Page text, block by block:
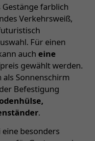
farblich
Verkehrsweiß,
Für einen
auch eine
gewählt werden.
als Sonnenschirm
Befestigung
.
besonders